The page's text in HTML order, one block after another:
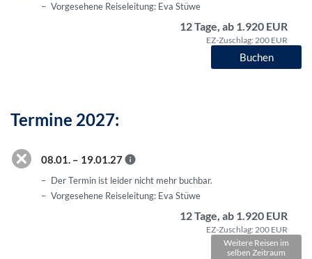
Vorgesehene Reiseleitung: Eva Stüwe
12 Tage, ab 1.920 EUR
EZ-Zuschlag: 200 EUR
Buchen
Termine 2027:
08.01. – 19.01.27
Der Termin ist leider nicht mehr buchbar.
Vorgesehene Reiseleitung: Eva Stüwe
12 Tage, ab 1.920 EUR
EZ-Zuschlag: 200 EUR
Weitere Reisen im
selben Zeitraum